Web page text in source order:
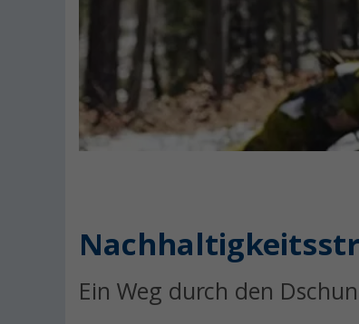
Ein Weg durch den